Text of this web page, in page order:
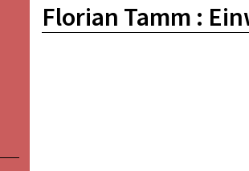
Florian Tamm :